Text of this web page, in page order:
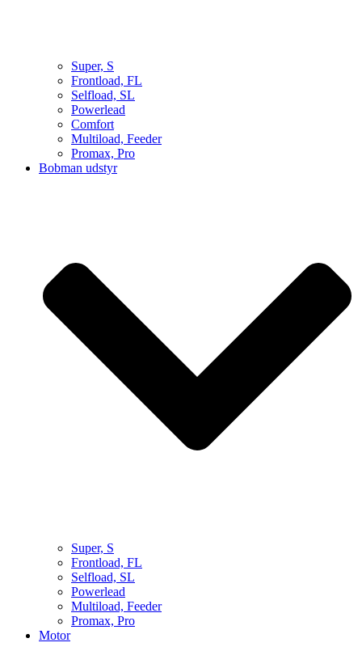
Super, S
Frontload, FL
Selfload, SL
Powerlead
Comfort
Multiload, Feeder
Promax, Pro
Bobman udstyr
Super, S
Frontload, FL
Selfload, SL
Powerlead
Multiload, Feeder
Promax, Pro
Motor